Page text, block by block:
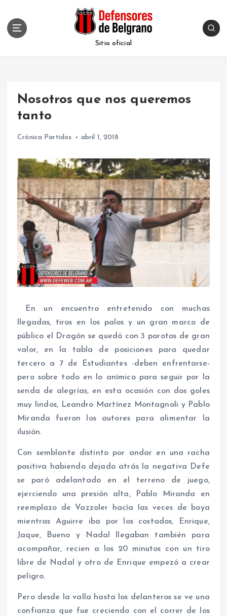
Sitio oficial
Nosotros que nos queremos
tanto
Crónica Partidos abril 1, 2018
En un encuentro entretenido con muchas
llegadas, tiros en los palos y un gran marco de
público el Dragón se quedó con 3 porotos de gran
valor, en la tabla de posiciones para quedar
tercero a 7 de Estudiantes -deben enfrentarse-
pero sobre todo en lo anímico para seguir por la
senda de alegrías, en esta ocasión con dos goles
muy lindos, Leandro Martínez Montagnoli y Pablo
Miranda fueron los autores para alimentar la
ilusión.
Con semblante distinto por andar en una racha
positiva habiendo dejado atrás la negativa Defe
se paró adelantado en el terreno de juego,
ejerciendo una presión alta, Pablo Miranda en
reemplazo de Vazzoler hacía las veces de boya
mientras Aguirre iba por los costados, Enrique,
Jaque, Bueno y Nadal llegaban también para
acompañar, recien a los 20 minutos con un tiro
libre de Nadal y otro de Enrique empezó a crear
peligro.
Pero desde la valla hasta los delanteros se ve una
confianza que fue creciendo con el correr de los